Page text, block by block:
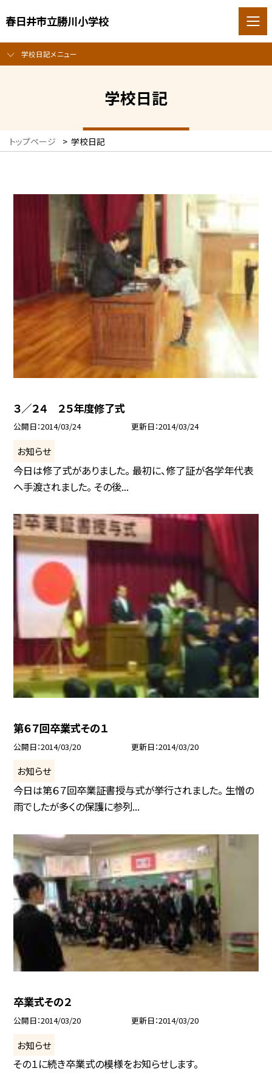
春日井市立勝川小学校
学校日記メニュー
学校日記
トップページ > 学校日記
３／２４ ２５年度修了式
公開日 2014/03/24 更新日 2014/03/24
お知らせ
今日は修了式がありました。 最初に、修了証が各学年代表
へ手渡されました。 その後...
第６７回卒業式その１
公開日 2014/03/20 更新日 2014/03/20
お知らせ
今日は第６７回卒業証書授与式が挙行されました。 生憎の
雨でしたが多くの保護に参列...
卒業式その２
公開日 2014/03/20 更新日 2014/03/20
お知らせ
その１に続き卒業式の模様をお知らせします。